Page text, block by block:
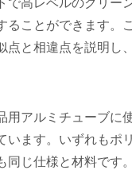
ることができます
と相違点を説明し
アルミチューブに
います。いずれも
じ仕様と材料です。